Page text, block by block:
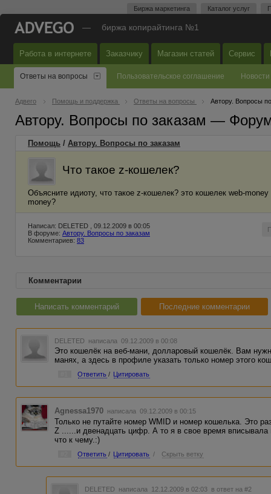
Биржа маркетинга Каталог услуг
— биржа копирайтинга №1
Работа в интернете Заказчику Магазин статей Сервис
Ответы на вопросы Пользовательское соглашение Новости
Адвего Помощь и поддержка Ответы на вопросы Автору. Вопросы
Автору. Вопросы по заказам —
Помощь / Автору. Вопросы по заказам
Что такое z-кошелек?
Объясните идиоту, что такое z-кошелек? это кошелек web-
money?
Написал: DELETED , 09.12.2009 в 00:05
В форуме: Автору. Вопросы по заказам
Комментариев: 83
Комментарии
Написать комментарий Последние комментарии
DELETED написала 09.12.2009 в 00:08
Это кошелёк на веб-мани, долларовый кошелёк. Вам
манях, а здесь в профиле указать только номер этого
Ответить / Цитировать
Agnessa1970 написала 09.12.2009 в 00:15
Только не путайте номер WMID и номер кошелька. Это
Z ......и двенадцать цифр. А то я в свое время вписывала
что к чему.:)
Ответить / Цитировать / Скрыть ветку
DELETED написала 12.12.2009 в 02:03 в ответ на #2